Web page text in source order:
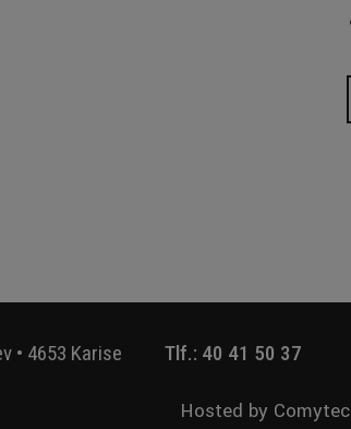
• 4653 Karise Tlf.: 40 41 50 37
Hosted by Comytec